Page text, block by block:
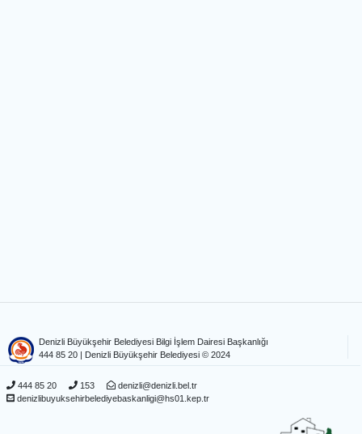
Denizli Büyükşehir Belediyesi Bilgi İşlem Dairesi Başkanlığı
444 85 20 | Denizli Büyükşehir Belediyesi © 2024
444 85 20 153
denizli@denizli.bel.tr
denizlibuyuksehirbelediyebaskanligi@hs01.kep.tr